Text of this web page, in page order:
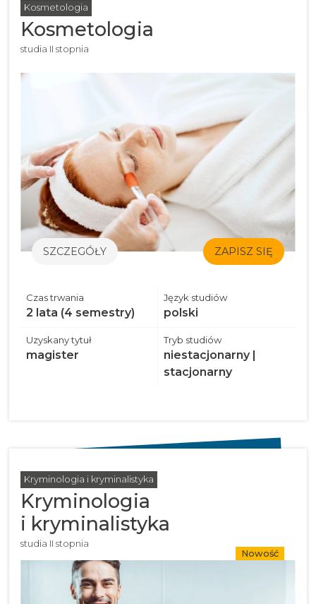
Kosmetologia
Kosmetologia
studia II stopnia
SZCZEGÓŁY ZAPISZ SIĘ
Czas trwania
2 lata (4 semestry)
Język studiów
polski
Uzyskany tytuł
magister
Tryb studiów
niestacjonarny |
stacjonarny
Kryminologia i kryminalistyka
Kryminologia
i kryminalistyka
studia II stopnia
Nowość